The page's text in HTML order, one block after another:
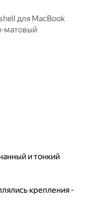
для MacBook
матовый
и тонкий
крепления -